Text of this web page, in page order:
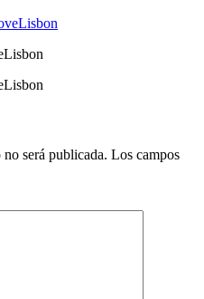
será publicada. Los campos